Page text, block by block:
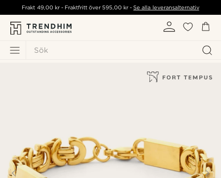
Sök
Frakt 49,00 kr- Fraktfritt över595,00 kr -Se alla leveransalternativ